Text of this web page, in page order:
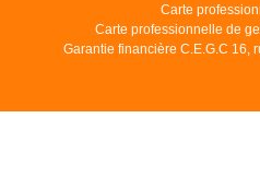
Carte
Carte professionnelle de
Garantie financière C.E.G.C 16,